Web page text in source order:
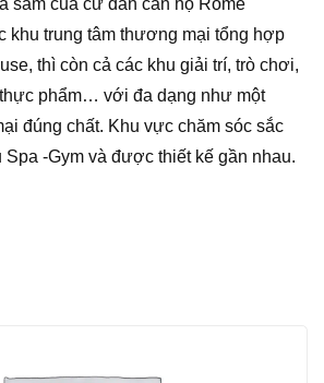
khu trung tâm thương mại tổng hợp
thì còn cả các khu giải trí, trò chơi,
phẩm… với đa dạng như một
đúng chất. Khu vực chăm sóc sắc
-Gym và được thiết kế gần nhau.